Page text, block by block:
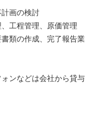
計画の検討
工程管理、原価管理
類の作成、完了報告業
ンなどは会社から貸与